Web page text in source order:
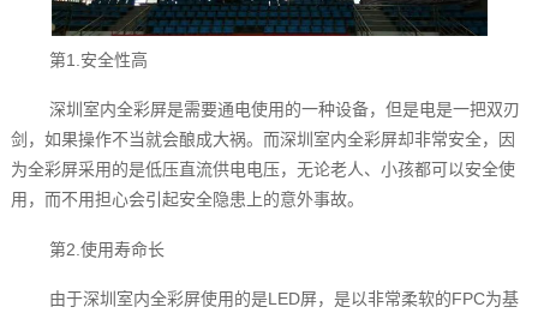
第1.安全性高
深圳室内全彩屏‍是需要通电使用的一种设备，但是电是一把双刃
剑，如果操作不当就会酿成大祸。而深圳室内全彩屏‍却非常安全，因
为全彩屏采用的是低压直流供电电压，无论老人、小孩都可以安全使
用，而不用担心会引起安全隐患上的意外事故。
第2.使用寿命长
由于深圳室内全彩屏‍使用的是LED屏，是以非常柔软的FPC为基